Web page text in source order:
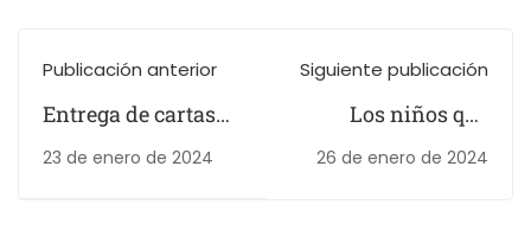
Publicación anterior
Entrega de cartas
de aceptación de la
23 de enero de 2024
Siguiente publicación
Los niños que
pintan las nubes
26 de enero de 2024